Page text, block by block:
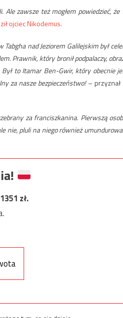
zawsze też mogłem powiedzieć, że
ojciec Nikodemus.
Tabgha nad Jeziorem Galilejskim był
Prawnik, który bronił podpalaczy,
to Itamar Ben-Gwir, który obecnie
za nasze bezpieczeństwo!– przyznał
za franciszkanina. Pierwszą
nie, pluli na niego również
1351 zł.